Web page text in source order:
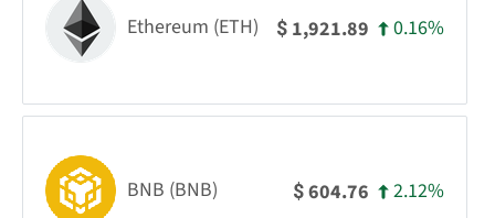
Ethereum (ETH) $ 1,921.89 0.16%
BNB (BNB) $604.76 2.12%